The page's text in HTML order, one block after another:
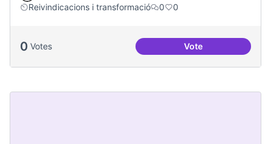
Reivindicacions i transformació
0 0
0 Votes VoteSocialització de la